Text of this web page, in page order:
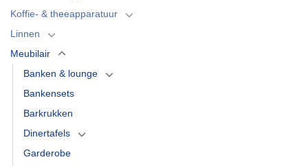
Koffie- & theeapparatuur
Linnen
Meubilair
Banken & lounge
Bankensets
Barkrukken
Dinertafels
Garderobe